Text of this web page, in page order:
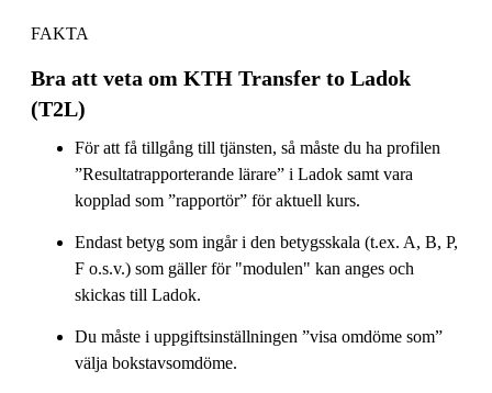
FAKTA
Bra att veta om KTH Transfer to Ladok
(T2L)
För att få tillgång till tjänsten, så måste du ha profilen
”Resultatrapporterande lärare” i Ladok samt vara
kopplad som ”rapportör” för aktuell kurs.
Endast betyg som ingår i den betygsskala (t.ex. A, B, P,
F o.s.v.) som gäller för "modulen" kan anges och
skickas till Ladok.
Du måste i uppgiftsinställningen ”visa omdöme som”
välja bokstavsomdöme.